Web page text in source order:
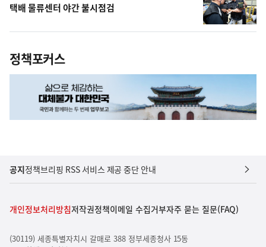
택배 물류센터 야간 불시점검
정책포커스
공지정책브리핑 RSS 서비스 제공 중단 안내
개인정보처리방침저작권정책이메일 수집거부자주 묻는 질문(FAQ)
(30119) 세종특별자치시 갈매로 388 정부세종청사 15동